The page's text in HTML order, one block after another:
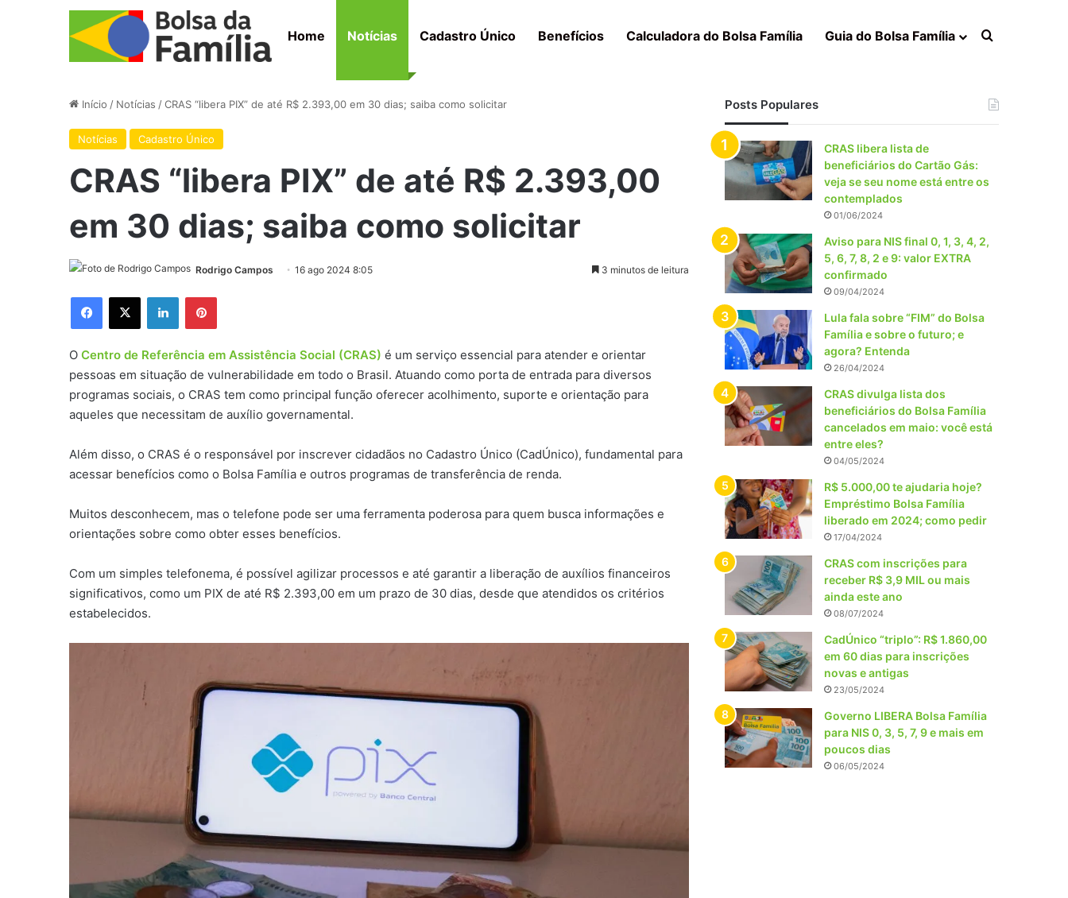
Home Notícias Cadastro Único Benefícios Calculadora do Bolsa Família Guia do Bolsa Família Procurar por
Início / Notícias /CRAS “libera PIX” de até R$ 2.393,00 em 30 dias; saiba como solicitar
Notícias Cadastro Único
CRAS “libera PIX” de até R$ 2.393,00
em 30 dias; saiba como solicitar
Rodrigo Campos 16 ago 2024 8:05 3 minutos de leitura
Facebook
X LinkedinPinterest
O Centro de Referência em Assistência Social (CRAS) é um serviço essencial para atender e orientar
pessoas em situação de vulnerabilidade em todo o Brasil. Atuando como porta de entrada para diversos
programas sociais, o CRAS tem como principal função oferecer acolhimento, suporte e orientação para
aqueles que necessitam de auxílio governamental.
Além disso, o CRAS é o responsável por inscrever cidadãos no Cadastro Único (CadÚnico), fundamental para
acessar benefícios como o Bolsa Família e outros programas de transferência de renda.
Muitos desconhecem, mas o telefone pode ser uma ferramenta poderosa para quem busca informações e
orientações sobre como obter esses benefícios.
Com um simples telefonema, é possível agilizar processos e até garantir a liberação de auxílios financeiros
significativos, como um PIX de até R$ 2.393,00 em um prazo de 30 dias, desde que atendidos os critérios
estabelecidos.
Posts Populares
CRAS libera lista de
beneficiários do Cartão Gás:
veja se seu nome está entre os
contemplados
01/06/2024
Aviso para NIS final 0, 1, 3, 4, 2,
5, 6, 7, 8, 2 e 9: valor EXTRA
confirmado
09/04/2024
Lula fala sobre “FIM” do Bolsa
Família e sobre o futuro; e
agora? Entenda
26/04/2024
CRAS divulga lista dos
beneficiários do Bolsa Família
cancelados em maio: você está
entre eles?
04/05/2024
R$ 5.000,00 te ajudaria hoje?
Empréstimo Bolsa Família
liberado em 2024; como pedir
17/04/2024
CRAS com inscrições para
receber R$ 3,9 MIL ou mais
ainda este ano
08/07/2024
CadÚnico “triplo”: R$ 1.860,00
em 60 dias para inscrições
novas e antigas
23/05/2024
Governo LIBERA Bolsa Família
para NIS 0, 3, 5, 7, 9 e mais em
poucos dias
06/05/2024